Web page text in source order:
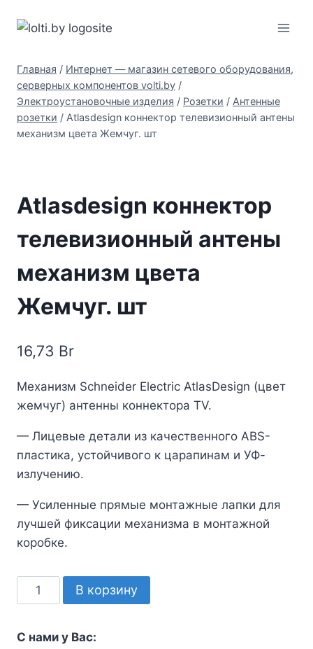
Главная / Интернет — магазин сетевого оборудования,
серверных компонентов volti.by /
Электроустановочные изделия / Розетки / Антенные
розетки / Atlasdesign коннектор телевизионный антены
механизм цвета Жемчуг. шт
Atlasdesign коннектор
телевизионный антены
механизм цвета
Жемчуг. шт
16,73 Br
Механизм Schneider Electric AtlasDesign (цвет
жемчуг) антенны коннектора TV.
— Лицевые детали из качественного ABS-
пластика, устойчивого к царапинам и УФ-
излучению.
— Усиленные прямые монтажные лапки для
лучшей фиксации механизма в монтажной
коробке.
Количество
товара
коннектор
В корзину
С нами у Вас: